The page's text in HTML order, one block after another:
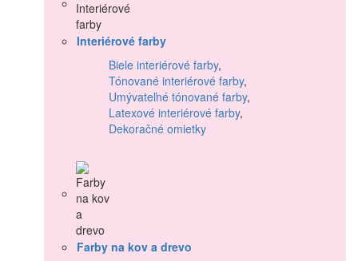
Interiérové farby
Biele interiérové farby,
Tónované interiérové farby,
Umývateľné tónované farby,
Latexové interiérové farby,
Dekoračné omietky
Farby na kov a drevo